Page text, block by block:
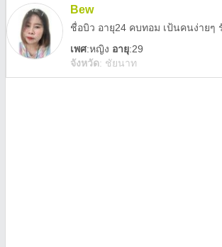
Bew
ชื่อบิว อายุ24 คบทอม เป้นคนง่ายๆ
เพศ:หญิง อายุ:29
จังหวัด: ชัยนาท